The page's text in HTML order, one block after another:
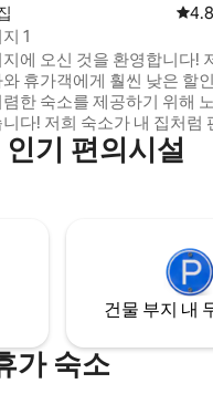
133개 평점
1
에 오신 것을 환영합니다! 저희
휴가객에게 훨씬 낮은 할
한 숙소를 제공하기 위해
다! 저희 숙소가 내 집처럼
있기를 바랍니다. 스위트는
단 몇 블록 거리에 있는 페
이트 공원, 산책로 및 워터파
고풍스러운 페킨 라군까지
수 있습니다.
기 편의시설
건물 부지 내
가 숙소